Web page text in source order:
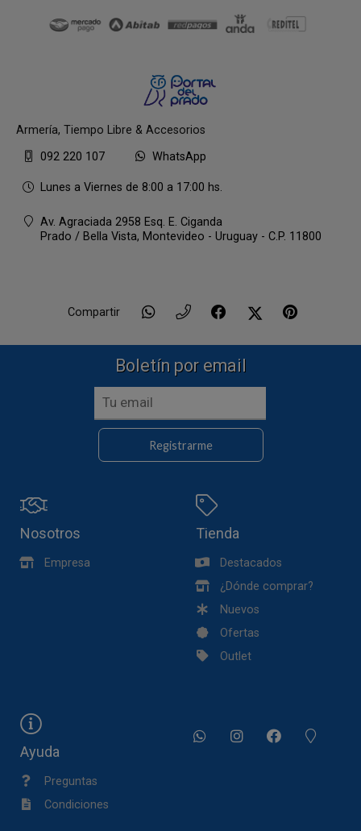
Armería, Tiempo Libre & Accesorios
092 220 107
WhatsApp
Lunes a Viernes de 8:00 a 17:00 hs.
Av. Agraciada 2958 Esq. E. Ciganda
Prado / Bella Vista, Montevideo - Uruguay - C.P. 11800
Compartir
Boletín por email
Registrarme
Nosotros
Empresa
Tienda
Destacados
¿Dónde comprar?
Nuevos
Ofertas
Outlet
Ayuda
Preguntas
Condiciones